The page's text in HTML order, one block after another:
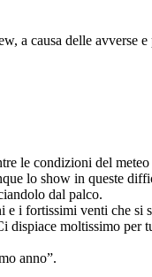
a causa delle avverse
le condizioni del
lo show in queste
dal palco.
i fortissimi venti che si
dispiace moltissimo per
anno”.